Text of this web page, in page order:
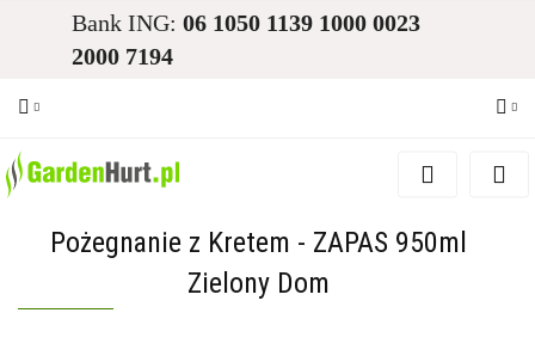
Bank ING: 06 1050 1139 1000 0023
2000 7194
Zaloguj się
Dodaj zgłoszenie
Pożegnanie z Kretem - ZAPAS 950ml
Zielony Dom